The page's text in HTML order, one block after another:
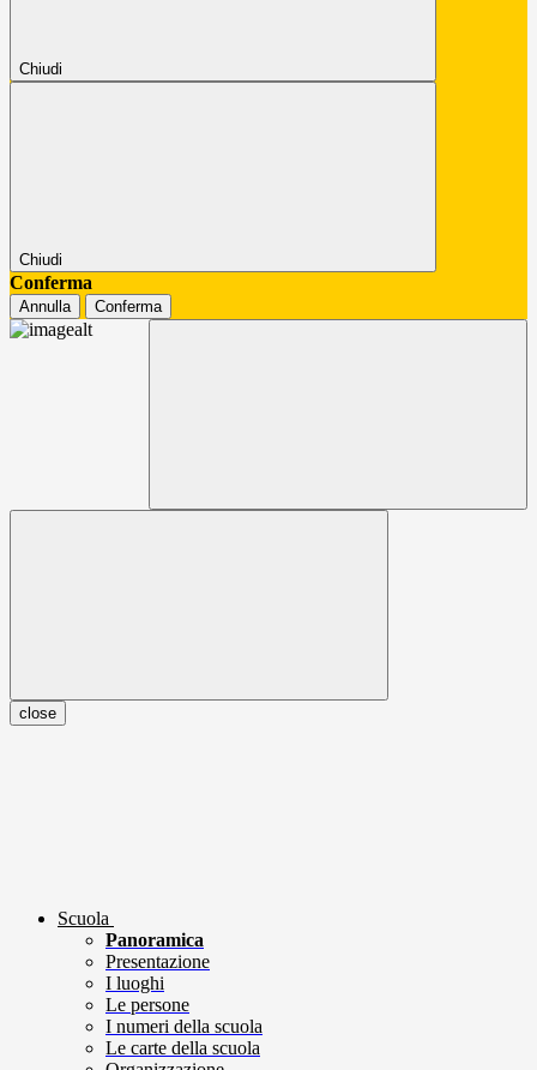
Chiudi
Chiudi
Conferma
Annulla Conferma
close
Scuola
Panoramica
Presentazione
I luoghi
Le persone
I numeri della scuola
Le carte della scuola